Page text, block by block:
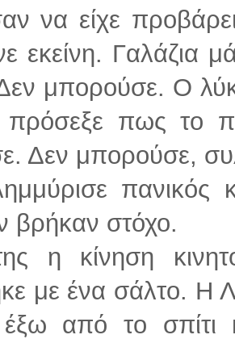
να είχε
εκείνη. Γαλάζια
μπορούσε. Ο
πρόσεξε πως το
Δεν μπορούσε,
πανικός
βρήκαν στόχο.
η κίνηση
με ένα σάλτο. Η
έξω από το σπίτι